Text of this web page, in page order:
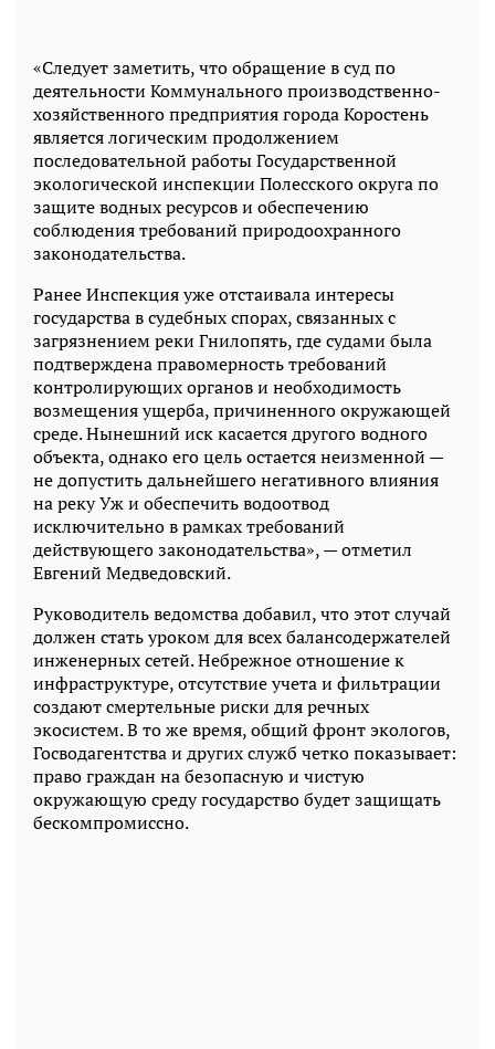
«Следует заметить, что обращение в суд по
деятельности Коммунального производственно-
хозяйственного предприятия города Коростень
является логическим продолжением
последовательной работы Государственной
экологической инспекции Полесского округа по
защите водных ресурсов и обеспечению
соблюдения требований природоохранного
законодательства.
Ранее Инспекция уже отстаивала интересы
государства в судебных спорах, связанных с
загрязнением реки Гнилопять, где судами была
подтверждена правомерность требований
контролирующих органов и необходимость
возмещения ущерба, причиненного окружающей
среде. Нынешний иск касается другого водного
объекта, однако его цель остается неизменной —
не допустить дальнейшего негативного влияния
на реку Уж и обеспечить водоотвод
исключительно в рамках требований
действующего законодательства», — отметил
Евгений Медведовский.
Руководитель ведомства добавил, что этот случай
должен стать уроком для всех балансодержателей
инженерных сетей. Небрежное отношение к
инфраструктуре, отсутствие учета и фильтрации
создают смертельные риски для речных
экосистем. В то же время, общий фронт экологов,
Госводагентства и других служб четко показывает:
право граждан на безопасную и чистую
окружающую среду государство будет защищать
бескомпромиссно.